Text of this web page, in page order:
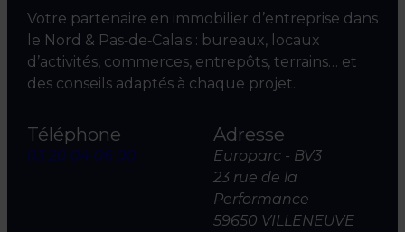
Votre partenaire en immobilier d’entreprise dans
le Nord & Pas‑de‑Calais : bureaux, locaux
d’activités, commerces, entrepôts, terrains… et
des conseils adaptés à chaque projet.
Téléphone
03 20 04 06 00
Adresse
Europarc - BV3
23 rue de la
Performance
59650 VILLENEUVE